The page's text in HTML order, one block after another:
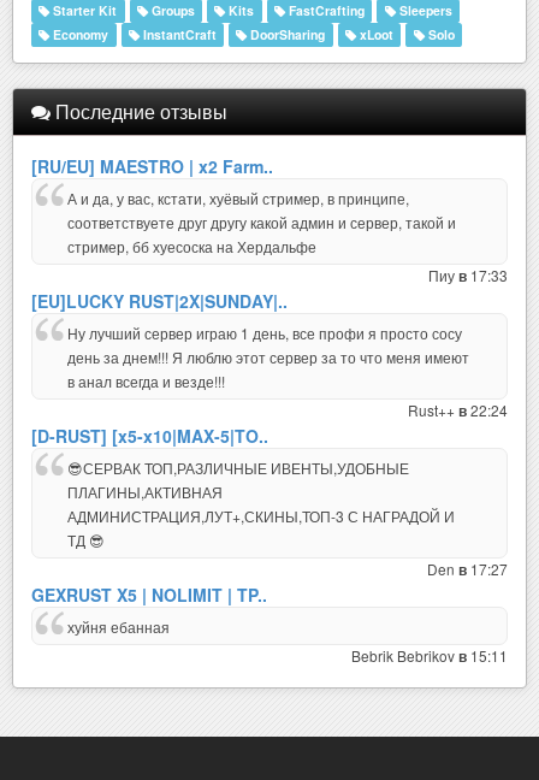
Starter Kit
Groups Kits FastCrafting
Sleepers
Economy
InstantCraft DoorSharing xLoot Solo
Последние отзывы
[RU/EU] MAESTRO | x2 Farm..
А и да, у вас, кстати, хуёвый стример, в принципе,
соответствуете друг другу какой админ и сервер, такой и
стример, бб хуесоска на Хердальфе
Пиув 17:33
[EU]LUCKY RUST|2X|SUNDAY|..
Ну лучший сервер играю 1 день, все профи я просто сосу
день за днем!!! Я люблю этот сервер за то что меня имеют
в анал всегда и везде!!!
Rust++ в22:24
[D-RUST] [x5-x10|MAX-5|TO..
😎СЕРВАК ТОП,РАЗЛИЧНЫЕ ИВЕНТЫ,УДОБНЫЕ
ПЛАГИНЫ,АКТИВНАЯ
АДМИНИСТРАЦИЯ,ЛУТ+,СКИНЫ,ТОП-3 С НАГРАДОЙ И
ТД 😎
Den в 17:27
GEXRUST X5 | NOLIMIT | TP..
хуйня ебанная
Bebrik Bebrikovв 15:11